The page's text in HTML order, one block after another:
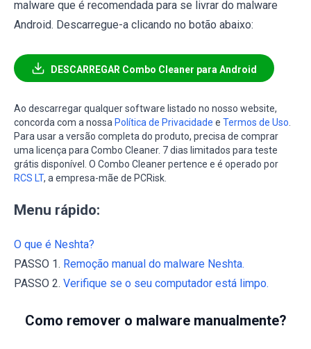
malware que é recomendada para se livrar do malware
Android. Descarregue-a clicando no botão abaixo:
DESCARREGAR Combo Cleaner para Android
Ao descarregar qualquer software listado no nosso website,
concorda com a nossa Política de Privacidade e Termos de Uso
Para usar a versão completa do produto, precisa de comprar
uma licença para Combo Cleaner. 7 dias limitados para teste
grátis disponível. O Combo Cleaner pertence e é operado por
RCS LT, a empresa-mãe de PCRisk.
Menu rápido:
O que é Neshta?
PASSO 1. Remoção manual do malware Neshta.
PASSO 2. Verifique se o seu computador está limpo.
Como remover o malware manualmente?